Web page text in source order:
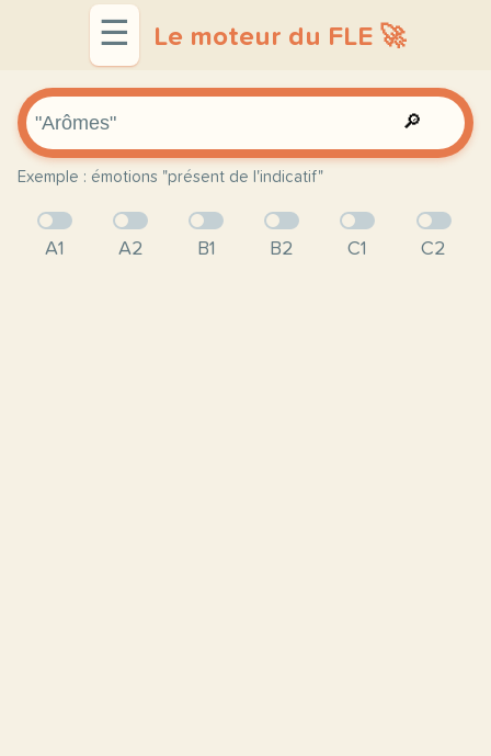
☰ Le moteur du FLE 🚀
🔎
Exemple : émotions "présent de l'indicatif"
A1 A2 B1 B2 C1 C2